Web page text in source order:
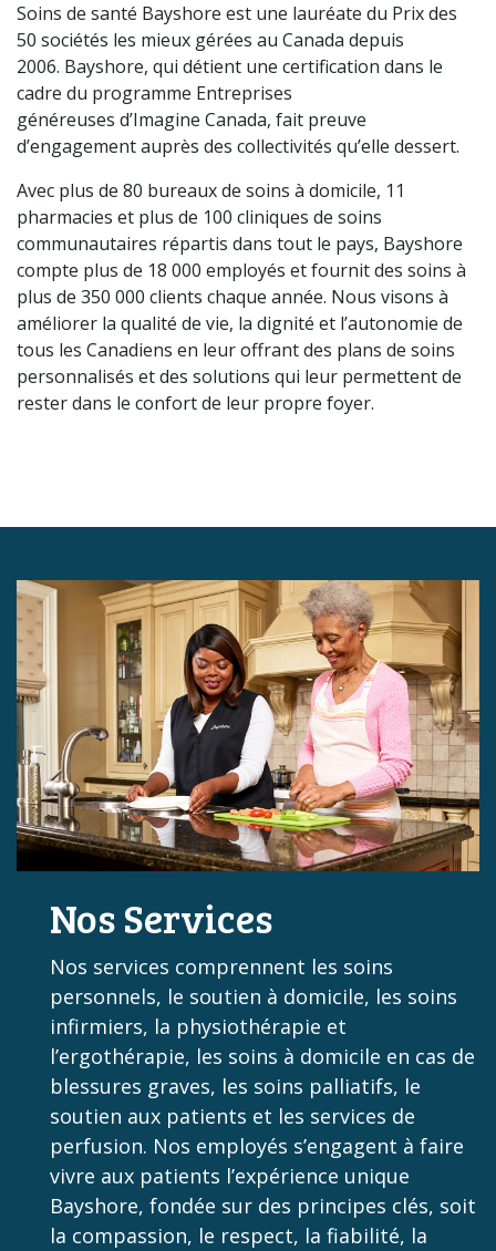
Soins de santé Bayshore est une lauréate du Prix des
50 sociétés les mieux gérées au Canada depuis
2006. Bayshore, qui détient une certification dans le
cadre du programme Entreprises
généreuses d’Imagine Canada, fait preuve
d’engagement auprès des collectivités qu’elle dessert.
Avec plus de 80 bureaux de soins à domicile, 11
pharmacies et plus de 100 cliniques de soins
communautaires répartis dans tout le pays, Bayshore
compte plus de 18 000 employés et fournit des soins à
plus de 350 000 clients chaque année. Nous visons à
améliorer la qualité de vie, la dignité et l’autonomie de
tous les Canadiens en leur offrant des plans de soins
personnalisés et des solutions qui leur permettent de
rester dans le confort de leur propre foyer.
Nos Services
Nos services comprennent les soins
personnels, le soutien à domicile, les soins
infirmiers, la physiothérapie et
l’ergothérapie, les soins à domicile en cas de
blessures graves, les soins palliatifs, le
soutien aux patients et les services de
perfusion. Nos employés s’engagent à faire
vivre aux patients l’expérience unique
Bayshore, fondée sur des principes clés, soit
la compassion, le respect, la fiabilité, la